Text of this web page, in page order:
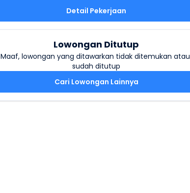
Detail Pekerjaan
Lowongan Ditutup
Maaf, lowongan yang ditawarkan tidak ditemukan atau
sudah ditutup
Cari Lowongan Lainnya